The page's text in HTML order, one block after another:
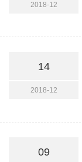
2018-12
14
2018-12
09